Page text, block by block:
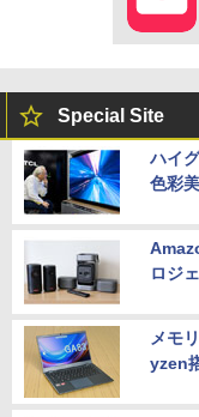
Special Site
ハイ
色彩
ロジ
メモ
yzen